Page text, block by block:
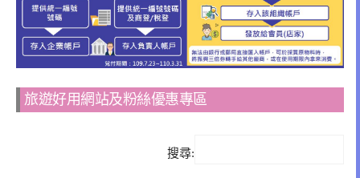
旅遊好用網站及粉絲優惠專區
搜尋: